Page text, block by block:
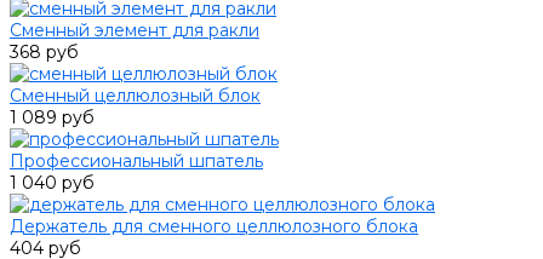
Сменный элемент для ракли
368 руб
Сменный целлюлозный блок
1 089 руб
Профессиональный шпатель
1 040 руб
Держатель для сменного целлюлозного блока
404 руб